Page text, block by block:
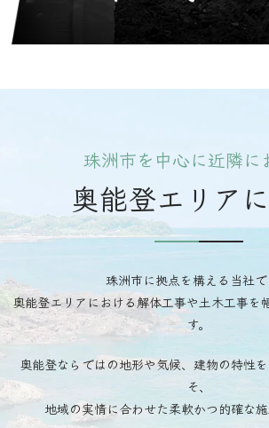
珠洲市を中心に近隣に
奥能登エリア
珠洲市に拠点を構える当社で
奥能登エリアにおける解体工事や土木工事を
す。
奥能登ならではの地形や気候、建物の特性
そ、
地域の実情に合わせた柔軟かつ的確な施